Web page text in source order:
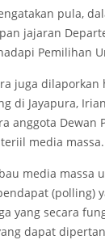
pula,
jajaran
Pemilihan
juga dilaporkan
di Jayapura,
anggota Dewan
media massa.
media massa
(polling)
yang secara
dapat